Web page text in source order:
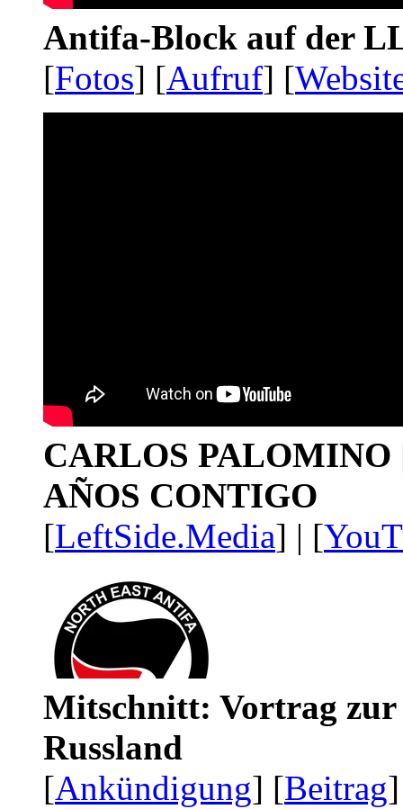
Antifa-Block auf der
[Fotos] [Aufruf] [
CARLOS PALOMINO
AÑOS CONTIGO
[LeftSide.Media] | [
Mitschnitt: Vortrag zur
Russland
[Ankündigung] [Beitrag